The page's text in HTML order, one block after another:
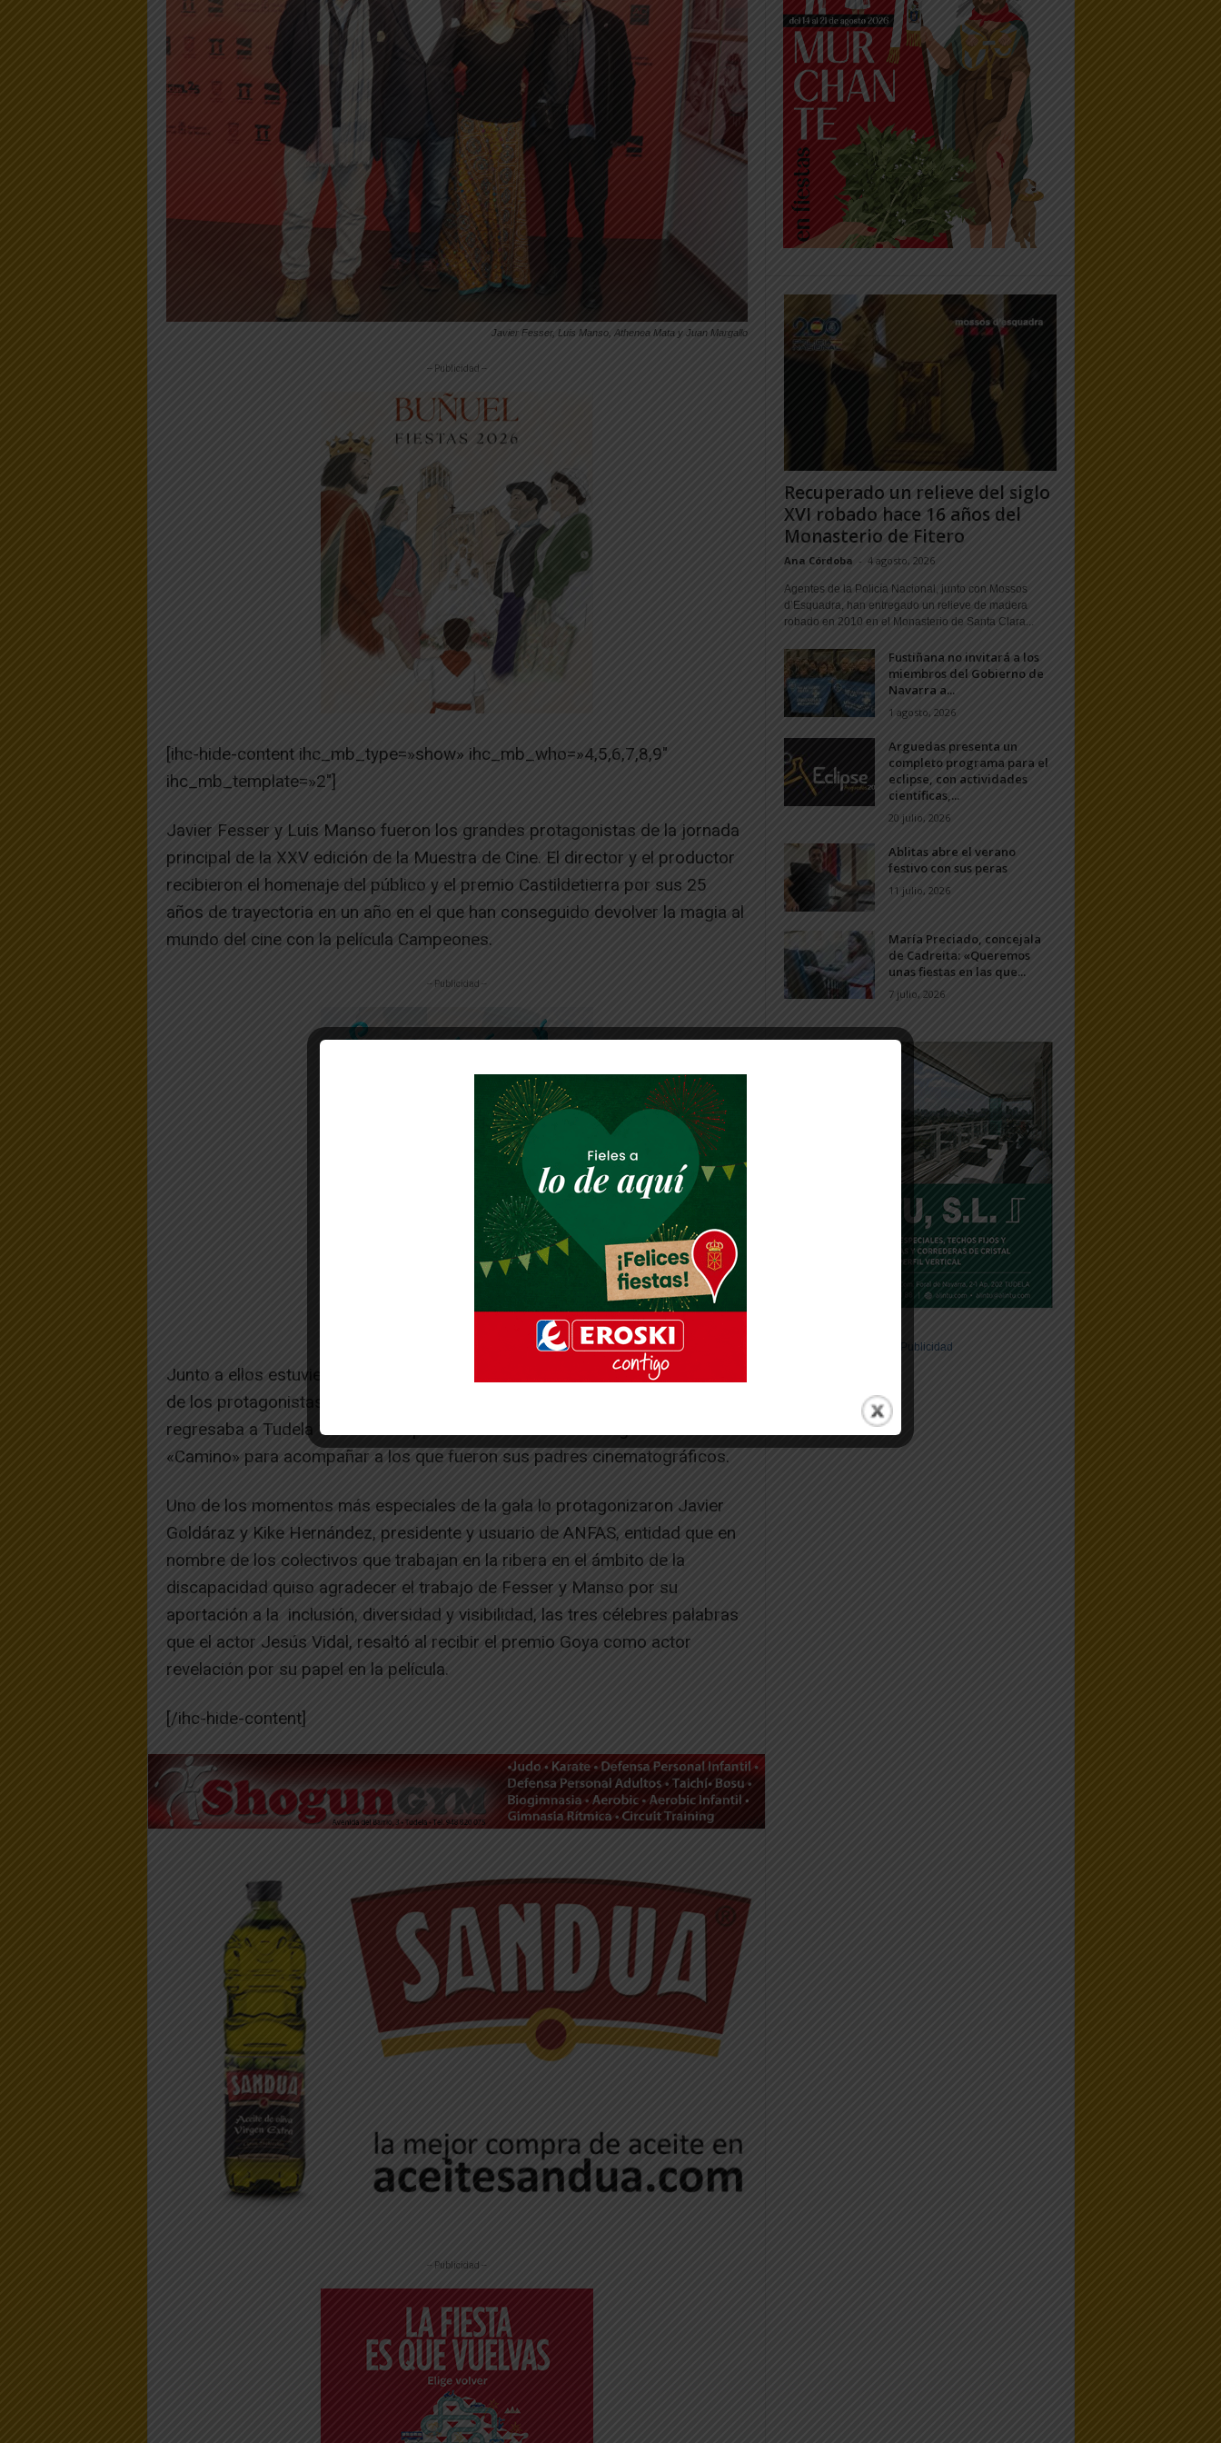
Javier Fesser, Luis Manso, Athenea Mata y Juan Margallo
-- Publicidad --
[ihc-hide-content ihc_mb_type=»show» ihc_mb_who=»4,5,6,7,8,9″
ihc_mb_template=»2″]
Javier Fesser y Luis Manso fueron los grandes protagonistas de la jornada
principal de la XXV edición de la Muestra de Cine. El director y el productor
recibieron el homenaje del público y el premio Castildetierra por sus 25
años de trayectoria en un año en el que han conseguido devolver la magia al
mundo del cine con la película Campeones.
-- Publicidad --
Junto a ellos estuvieron el actor Juan Margallo, la actriz Athenea Mata, dos
de los protagonistas de «Campeones» y la actriz Nerea Camacho, que
regresaba a Tudela 10 años después de su debut cinematográfico con
«Camino» para acompañar a los que fueron sus padres cinematográficos.
Uno de los momentos más especiales de la gala lo protagonizaron Javier
Goldáraz y Kike Hernández, presidente y usuario de ANFAS, entidad que en
nombre de los colectivos que trabajan en la ribera en el ámbito de la
discapacidad quiso agradecer el trabajo de Fesser y Manso por su
aportación a la inclusión, diversidad y visibilidad, las tres célebres palabras
que el actor Jesús Vidal, resaltó al recibir el premio Goya como actor
revelación por su papel en la película.
[/ihc-hide-content]
-- Publicidad --
Recuperado un relieve del siglo
XVI robado hace 16 años del
Monasterio de Fitero
Ana Córdoba - 4 agosto, 2026
Agentes de la Policía Nacional, junto con Mossos
d’Esquadra, han entregado un relieve de madera
robado en 2010 en el Monasterio de Santa Clara...
Fustiñana no invitará a los
miembros del Gobierno de
Navarra a...
1 agosto, 2026
Arguedas presenta un
completo programa para el
eclipse, con actividades
científicas,...
20 julio, 2026
Ablitas abre el verano
festivo con sus peras
11 julio, 2026
María Preciado, concejala
de Cadreita: «Queremos
unas fiestas en las que...
7 julio, 2026